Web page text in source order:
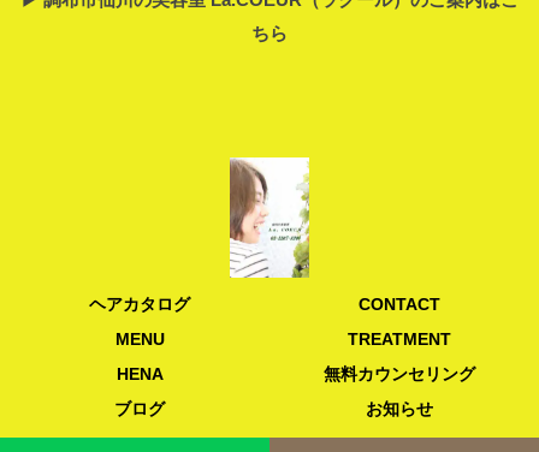
ちら
ヘアカタログ
CONTACT
MENU
TREATMENT
HENA
無料カウンセリング
ブログ
お知らせ